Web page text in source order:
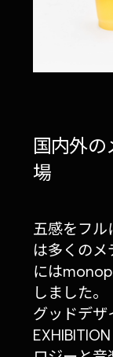
国内外の
場
五感をフル
は多くのメ
には
しました。
グッドデザ